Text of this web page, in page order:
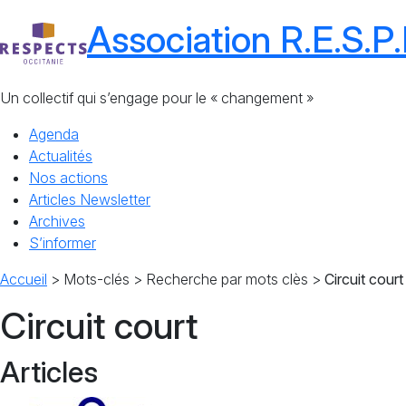
Association
Un collectif qui s’engage pour le « changement »
Agenda
Actualités
Nos actions
Articles Newsletter
Archives
S’informer
Accueil > Mots-clés > Recherche par mots clès > Circuit court
Circuit court
Articles